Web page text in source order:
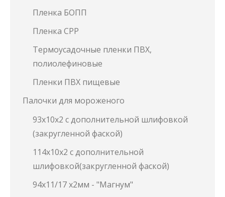
Пленка БОПП
Пленка СРР
Термоусадочные пленки ПВХ,
полиолефиновые
Пленки ПВХ пищевые
Палочки для мороженого
93х10х2 с дополнительной шлифовкой
(закругленной фаской)
114х10х2 с дополнительной
шлифовкой(закругленной фаской)
94х11/17 х2мм - "Магнум"